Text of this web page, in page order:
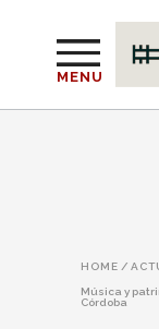
MENU
HOME /
Música y
Córdoba